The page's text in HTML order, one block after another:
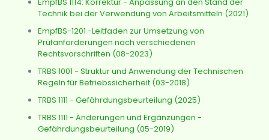
Technik bei der Verwendung von Arbeitsmitteln (2021)
EmpfBS-1201 -Leitfaden zur Umsetzung von
Prüfanforderungen nach verschiedenen
Rechtsvorschriften (08-2023)
TRBS 1001 - Struktur und Anwendung der Technischen
Regeln für Betriebssicherheit (03-2018)
TRBS 1111 - Gefährdungsbeurteilung (2025)
TRBS 1111 - Änderungen und Ergänzungen -
Gefährdungsbeurteilung (05-2019)